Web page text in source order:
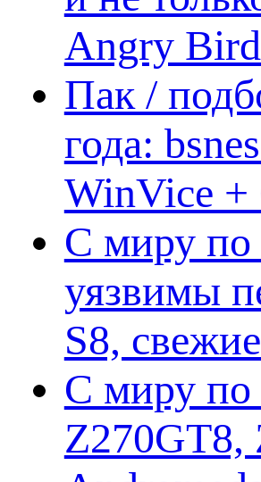
Angry
Пак /
года:
WinVice +
С миру по
уязвимы
S8,
С миру по
Z270GT8,